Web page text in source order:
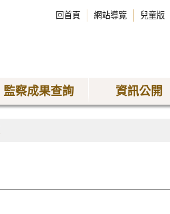
回首頁 網站導覽 兒童版
監察成果查詢 資訊公開